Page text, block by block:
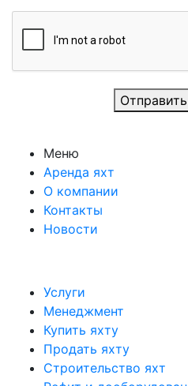
Меню
Аренда яхт
О компании
Контакты
Новости
Услуги
Менеджмент
Купить яхту
Продать яхту
Строительство яхт